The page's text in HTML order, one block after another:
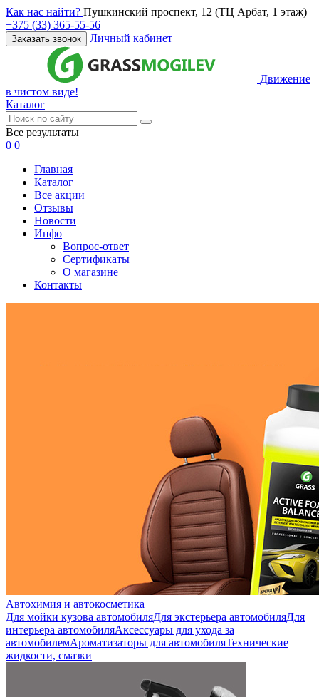
Как нас найти? Пушкинский проспект, 12 (ТЦ Арбат, 1 этаж)
+375 (33) 365-55-56
Заказать звонок Личный кабинет
Движение
в чистом виде!
Каталог
Все результаты
0 0
Главная
Каталог
Все акции
Отзывы
Новости
Инфо
Вопрос-ответ
Сертификаты
О магазине
Контакты
Автохимия и автокосметика
Для мойки кузова автомобиляДля экстерьера автомобиляДля
интерьера автомобиляАксессуары для ухода за
автомобилемАроматизаторы для автомобиляТехнические
жидкости, смазки